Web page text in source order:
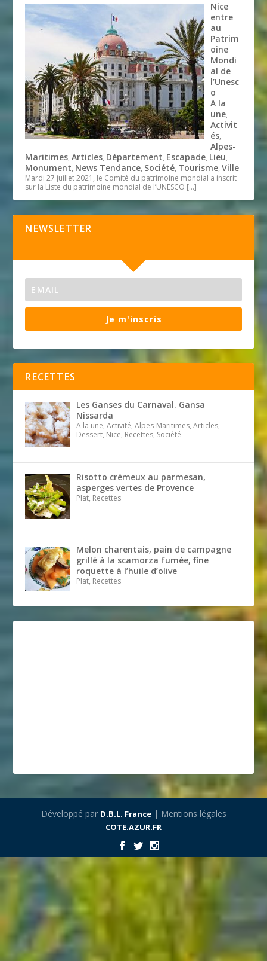
Nice
entre
au
Patrim
oine
Mondi
al de
l’Unesc
o
A la
une,
Activit
és,
Alpes-
Maritimes,Articles, Département, Escapade, Lieu,
Monument, News Tendance, Société, Tourisme,Ville
Mardi 27 juillet 2021, le Comité du patrimoine mondial a inscrit
sur la Liste du patrimoine mondial de l’UNESCO […]
NEWSLETTER
Je m'inscris
RECETTES
Les Ganses du Carnaval. Gansa
Nissarda
A la une, Activité, Alpes-Maritimes, Articles,
Dessert, Nice, Recettes, Société
Risotto crémeux au parmesan,
asperges vertes de Provence
Plat, Recettes
Melon charentais, pain de campagne
grillé à la scamorza fumée, fine
roquette à l’huile d’olive
Plat, Recettes
Développé par D.B.L. France| Mentions légales
COTE.AZUR.FR